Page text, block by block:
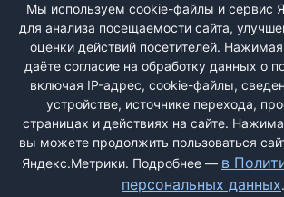
ДОБАВИТЬ ЖАЛОБУ
КОНТАКТЫ
Мы используем cookie-файлы и сервис
для анализа посещаемости сайта,
оценки действий посетителей.
даёте согласие на обработку данных о
включая IP-адрес, cookie-файлы,
устройстве, источнике перехода,
страницах и действиях на сайте.
вы можете продолжить пользоваться
Яндекс.Метрики. Подробнее — в
персональных данных.